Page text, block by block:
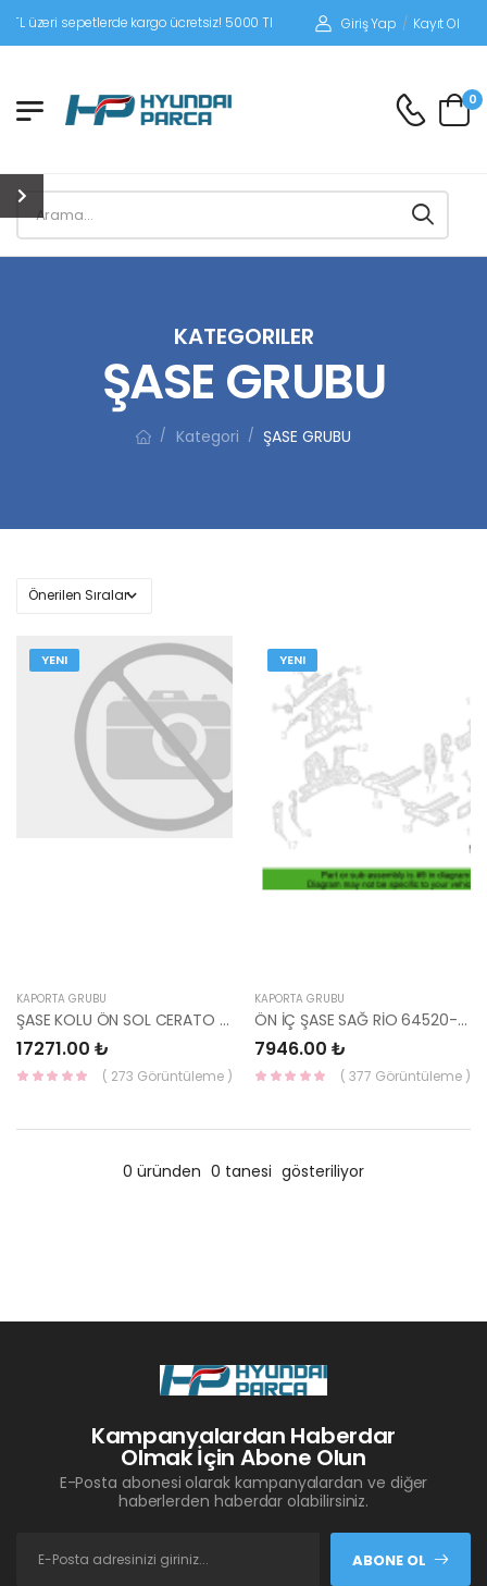
üzeri sepetlerde kargo ücretsiz! 5000 TL altı siparişlerinizde siparişleriniz
Giriş Yap / Kayıt Ol
0
KATEGORILER
ŞASE GRUBU
/ Kategori / ŞASE GRUBU
YENI
KAPORTA GRUBU
ŞASE KOLU ÖN SOL CERATO 64601-2F010-HMC
17271.00 ₺
( 273 Görüntüleme )
YENI
KAPORTA GRUBU
ÖN İÇ ŞASE SAĞ RİO 64520-H8000-HMC
7946.00 ₺
( 377 Görüntüleme )
0 üründen 0 tanesi gösteriliyor
Kampanyalardan Haberdar
Olmak İçin Abone Olun
E-Posta abonesi olarak kampanyalardan ve diğer
haberlerden haberdar olabilirsiniz.
ABONE OL